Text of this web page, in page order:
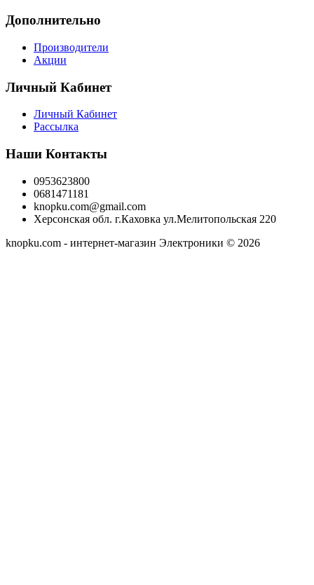
Дополнительно
Производители
Акции
Личный Кабинет
Личный Кабинет
Рассылка
Наши Контакты
0953623800
0681471181
knopku.com@gmail.com
Херсонская обл. г.Каховка ул.Мелитопольская 220
knopku.com - интернет-магазин Электроники © 2026